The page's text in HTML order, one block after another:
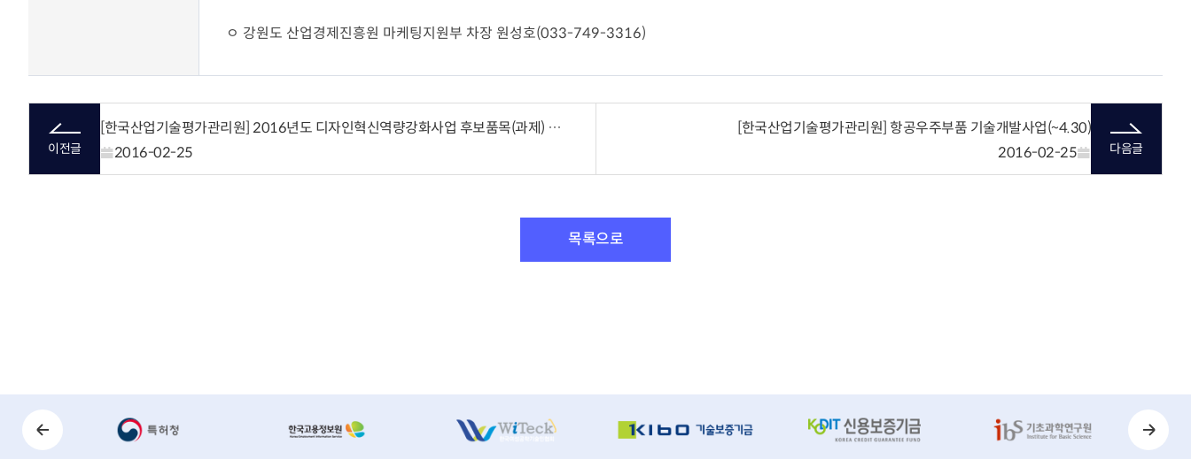
ㅇ 강원도 산업경제진흥원 마케팅지원부 차장 원성호(033-749-3316)
이전글
[한국산업기술평가관리원] 2016년도 디자인혁신역량강화사업 후보품목(과제) 인터넷공시 안내( ~2.29)
2016-02-25
[한국산업기술평가관리원] 항공우주부품 기술개발사업(~4.30)
2016-02-25
다음글
목록으로